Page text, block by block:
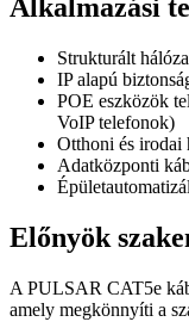
Alkalmazási
Strukturált
IP alapú
POE eszközök
VoIP telefonok)
Otthoni és irodai
Adatközponti
Előnyök
A PULSAR CAT5e
amely megkönnyíti a